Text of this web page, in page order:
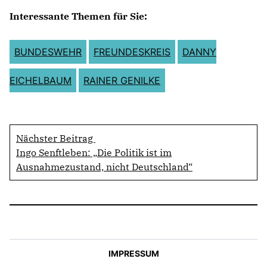
Interessante Themen für Sie:
BUNDESWEHR FREUNDESKREIS DANNY
EICHELBAUM RAINER GENILKE
Nächster Beitrag
Ingo Senftleben: „Die Politik ist im
Ausnahmezustand, nicht Deutschland“
IMPRESSUM